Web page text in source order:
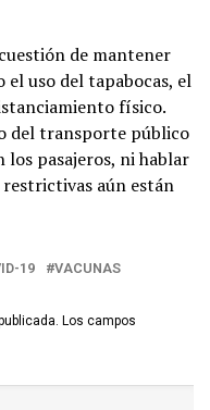
de mantener
el uso del tapabocas, el
físico.
del transporte público
pasajeros, ni hablar
aún están
19 VACUNAS
Los campos